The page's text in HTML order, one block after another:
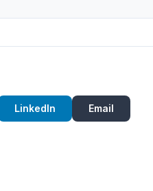
LinkedIn Email